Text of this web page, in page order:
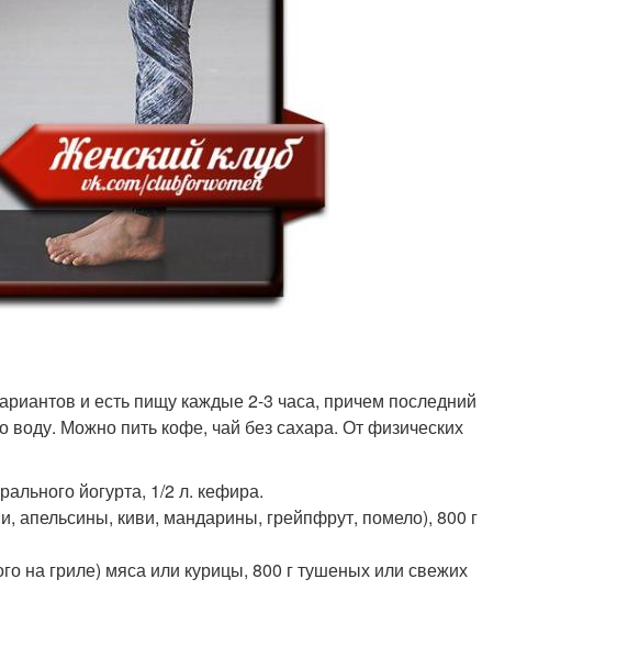
и есть пищу каждые 2-3 часа, причем последний
Можно пить кофе, чай без сахара. От физических
йогурта, 1/2 л. кефира.
апельсины, киви, мандарины, грейпфрут, помело), 800 г
на гриле) мяса или курицы, 800 г тушеных или свежих